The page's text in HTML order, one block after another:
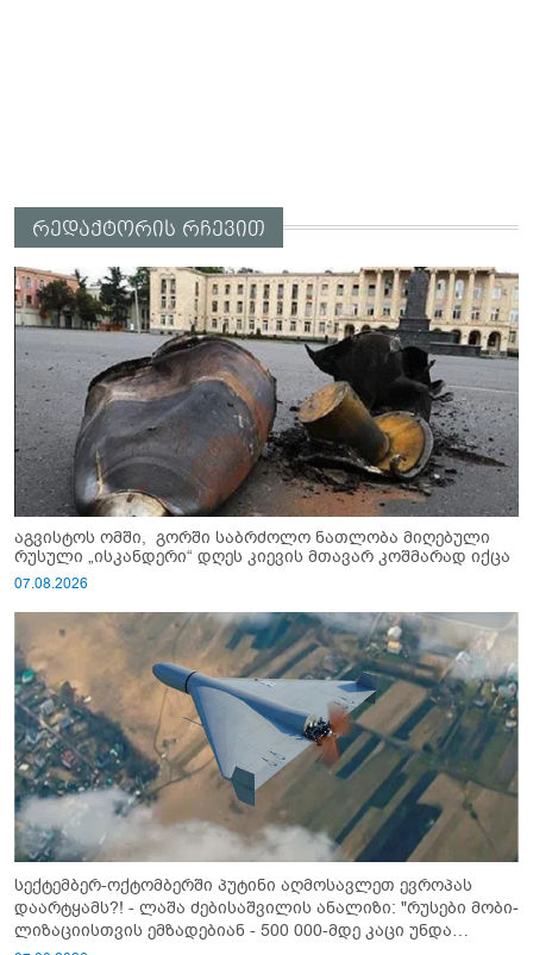
რედაქტორის რჩევით
აგვისტოს ომში, გორში საბრძოლო ნათლობა მიღებული
რუსული „ისკანდერი“ დღეს კიევის მთავარ კოშმარად იქცა
07.08.2026
სექტემბერ-ოქტომბერში პუტინი აღმოსავლეთ ევროპას
დაარტყამს?! - ლაშა ძებისაშვილის ანალიზი: "რუსები მობი­
ლიზაციისთვის ემზადებიან - 500 000-მდე კაცი უნდა